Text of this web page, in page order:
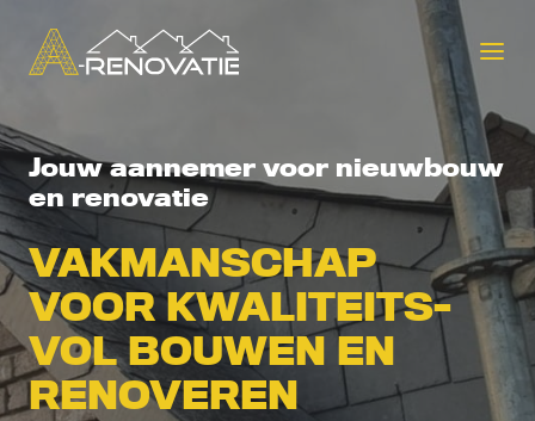
Jouw aannemer voor nieuwbouw
en renovatie
VAKMAN­SCHAP
VOOR KWALITEITS­
VOL BOUWEN EN
RENOVEREN